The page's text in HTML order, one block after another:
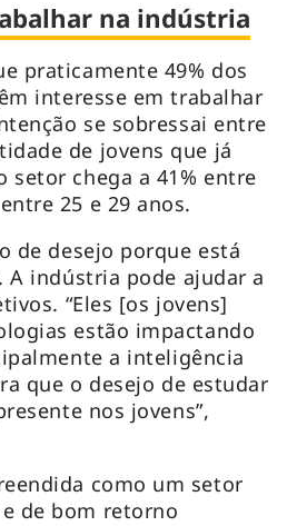
na indústria
praticamente 49% dos
interesse em trabalhar
se sobressai entre
de jovens que já
setor chega a 41% entre
25 e 29 anos.
de desejo porque está
A indústria pode ajudar a
“Eles [os jovens]
estão impactando
a inteligência
que o desejo de estudar
nos jovens”,
como um setor
de bom retorno